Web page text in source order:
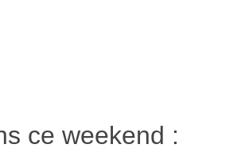
ce weekend :